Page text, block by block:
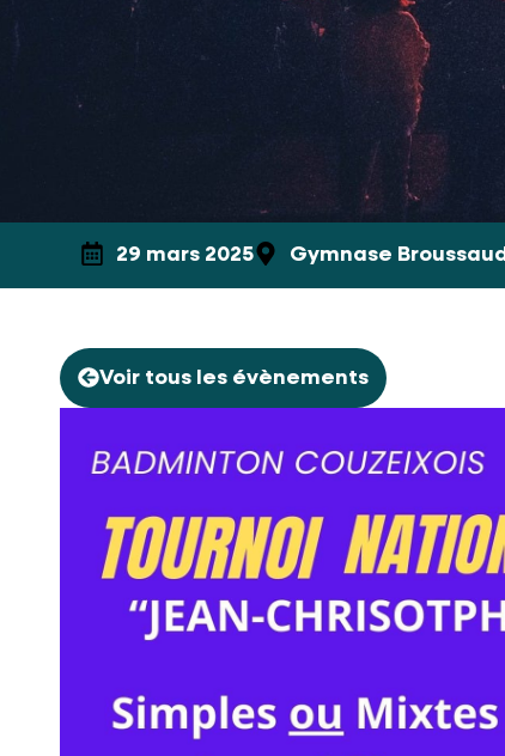
29 mars 2025 Gymnase Broussaud
Voir tous les évènements